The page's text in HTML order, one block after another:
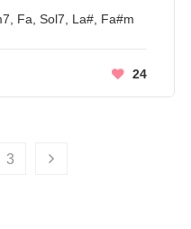
Fa, Sol7, La#, Fa#m
24
3